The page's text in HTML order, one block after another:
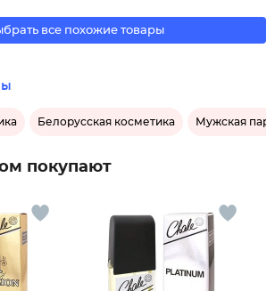
все похожие товары
Белорусская косметика Мужская
покупают